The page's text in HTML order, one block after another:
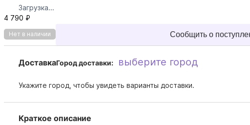
Загрузка...
4 790 ₽
Нет в наличии Сообщить о
ДоставкаГород доставки: выберите город
Укажите город, чтобы увидеть варианты доставки.
Краткое описание